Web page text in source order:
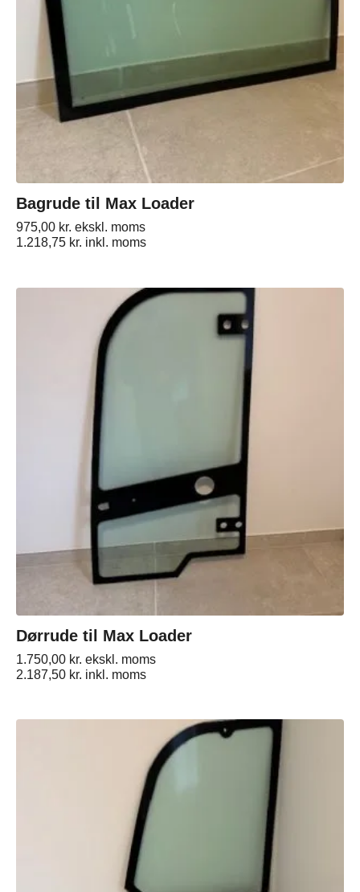
Bagrude til Max Loader
975,00 kr. ekskl. moms
1.218,75 kr. inkl. moms
Dørrude til Max Loader
1.750,00 kr. ekskl. moms
2.187,50 kr. inkl. moms